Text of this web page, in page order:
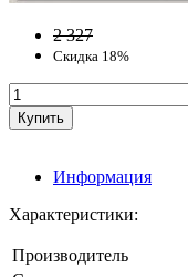
2 327
Скидка 18%
Информация
Характеристики:
Производитель